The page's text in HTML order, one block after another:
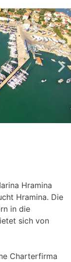
Hramina
Hramina. Die
in die
sich von
Charterfirma